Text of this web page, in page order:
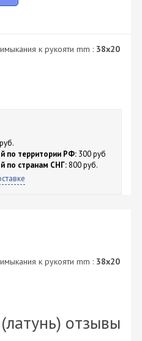
к рукояти mm : 38х20
по территории РФ: 300 руб
по странам СНГ: 800 руб.
к рукояти mm : 38х20
отзывы